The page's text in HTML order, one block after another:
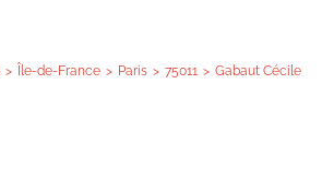
Île-de-France Paris 75011 Gabaut Cécile